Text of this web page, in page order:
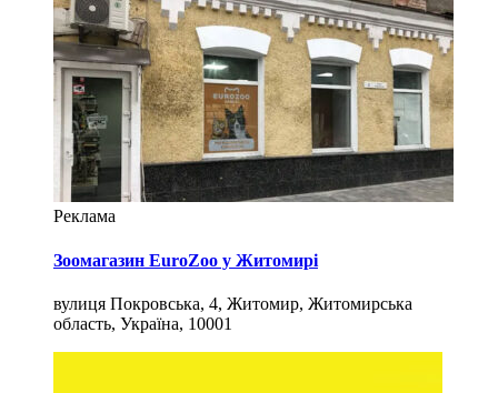
Реклама
Зоомагазин EuroZoo у Житомирі
вулиця Покровська, 4, Житомир, Житомирська
область, Україна, 10001